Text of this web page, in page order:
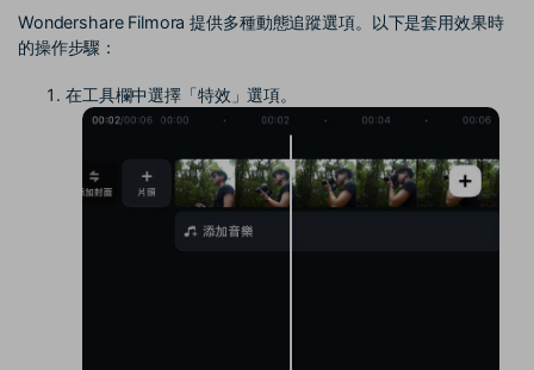
Wondershare Filmora 提供多種動態追蹤選項。以下是套用效果時
的操作步驟：
在工具欄中選擇「特效」選項。